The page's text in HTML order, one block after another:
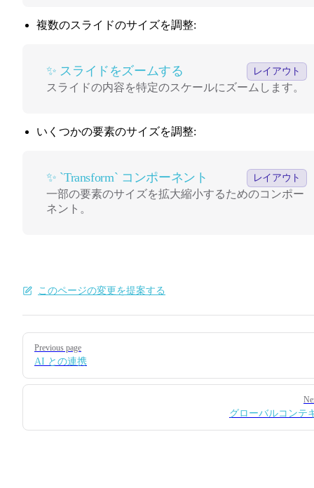
複数のスライドのサイズを調整:
✨ スライドをズームする レイアウト
スライドの内容を特定のスケールにズームします。
いくつかの要素のサイズを調整:
✨ `Transform` コンポーネント レイアウト
一部の要素のサイズを拡大縮小するためのコンポー
ネント。
このページの変更を提案する
Pager
Previous page
AI との連携
グローバルコンテ